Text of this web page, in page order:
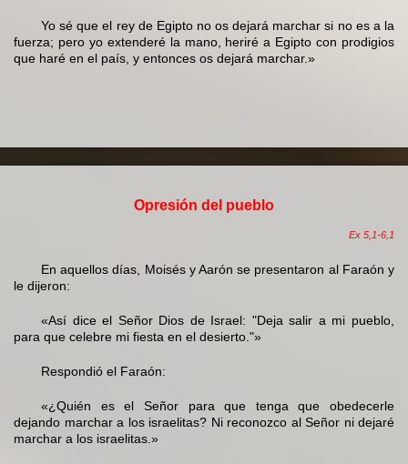
Yo sé que el rey de Egipto no os dejará marchar si no es a la
fuerza; pero yo extenderé la mano, heriré a Egipto con prodigios
que haré en el país, y entonces os dejará marchar.»
Opresión del pueblo
Ex 5,1-6,1
En aquellos días, Moisés y Aarón se presentaron al Faraón y
le dijeron:
«Así dice el Señor Dios de Israel: "Deja salir a mi pueblo,
para que celebre mi fiesta en el desierto."»
Respondió el Faraón:
«¿Quién es el Señor para que tenga que obedecerle
dejando marchar a los israelitas? Ni reconozco al Señor ni dejaré
marchar a los israelitas.»